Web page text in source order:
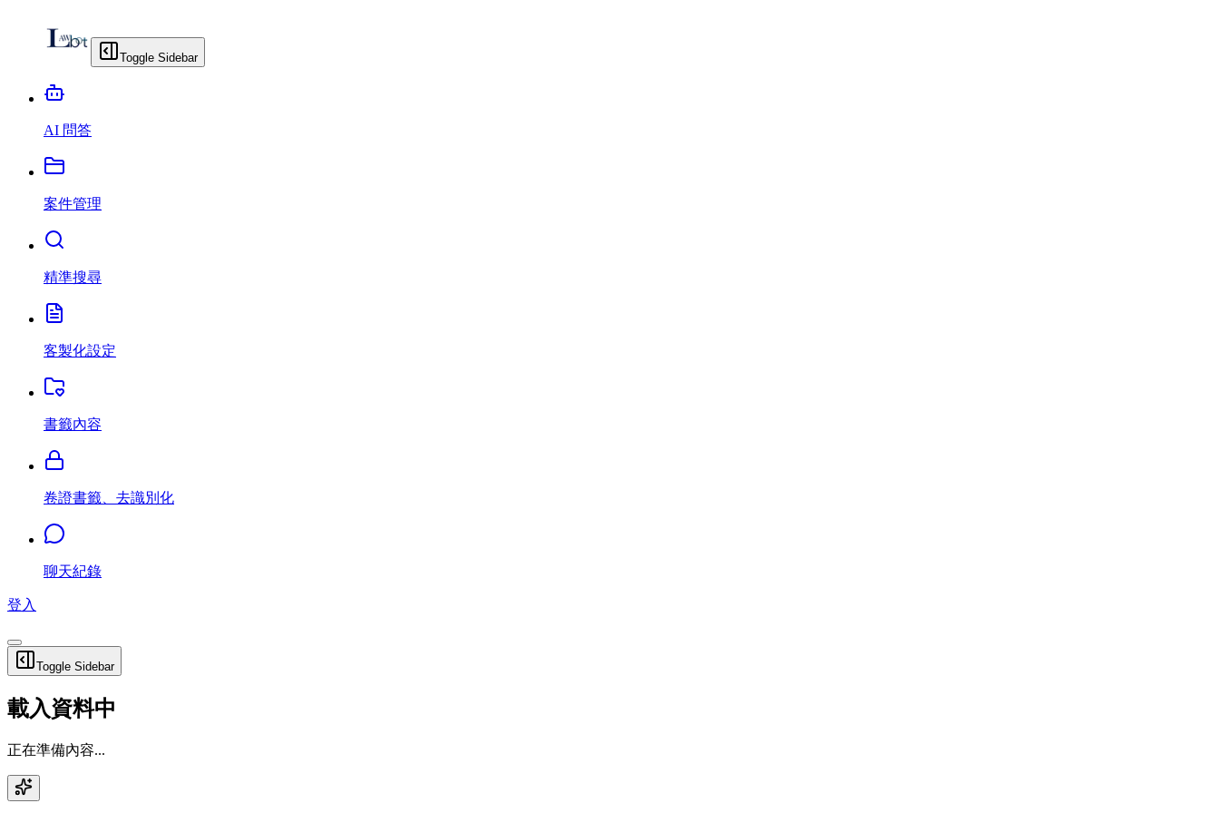
Toggle Sidebar
AI 問答
案件管理
精準搜尋
客製化設定
書籤內容
卷證書籤、去識別化
聊天紀錄
登入
Toggle Sidebar
載入資料中
正在準備內容...